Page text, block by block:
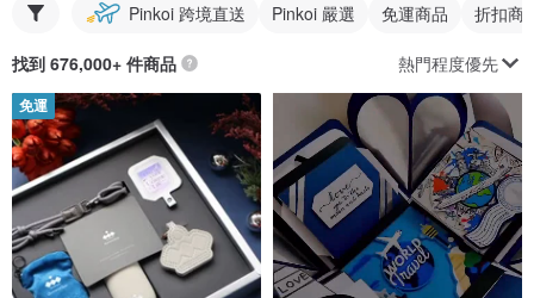
Pinkoi 跨境直送 Pinkoi 嚴選 免運商品 折扣商
找到 676,000+ 件商品 熱門程度優先
免運